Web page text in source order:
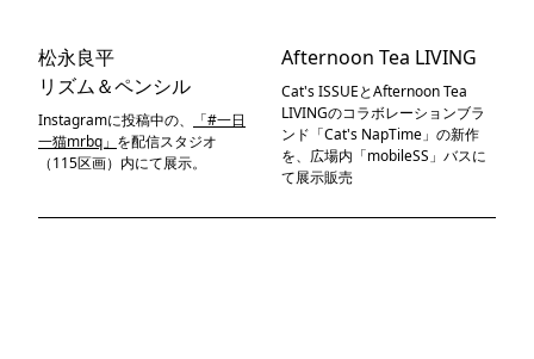
松永良平
リズム＆ペンシル
Instagramに投稿中の、
「#一日
一猫mrbq」 を配信スタジオ
（115区画）内にて展示。
Afternoon Tea LIVING
Cat's ISSUEとAfternoon Tea
LIVINGのコラボレーションブラ
ンド「Cat's NapTime」の新作
を、広場内「mobileSS」バスに
て展示販売